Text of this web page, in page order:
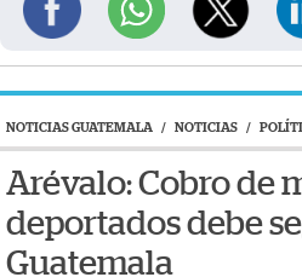
NOTICIAS GUATEMALA / NOTICIAS /
Arévalo: Cobro de
deportados debe
Guatemala